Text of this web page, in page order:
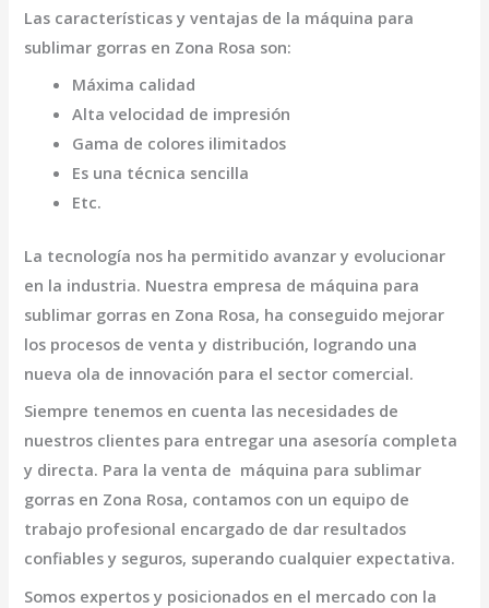
Las características y ventajas de la máquina para
sublimar gorras en Zona Rosa son:
Máxima calidad
Alta velocidad de impresión
Gama de colores ilimitados
Es una técnica sencilla
Etc.
La tecnología nos ha permitido avanzar y evolucionar
en la industria. Nuestra empresa de máquina para
sublimar gorras en Zona Rosa, ha conseguido mejorar
los procesos de venta y distribución, logrando una
nueva ola de innovación para el sector comercial.
Siempre tenemos en cuenta las necesidades de
nuestros clientes para entregar una asesoría completa
y directa. Para la venta de máquina para sublimar
gorras en Zona Rosa, contamos con un equipo de
trabajo profesional encargado de dar resultados
confiables y seguros, superando cualquier expectativa.
Somos expertos y posicionados en el mercado con la